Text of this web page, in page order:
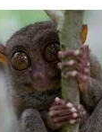
& hilfe
unterstützen